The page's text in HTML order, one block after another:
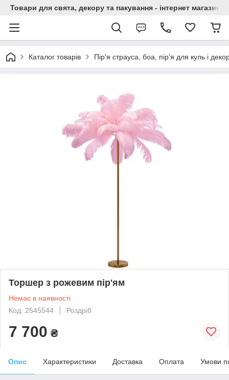
Товари для свята, декору та пакування - інтернет магазин
Каталог товарів Пір'я страуса, боа, пір'я для куль і
Торшер з рожевим пір'ям
Немає в наявності
Код: 2545544
Роздріб
7 700 ₴
Опис Характеристики Доставка Оплата Умови